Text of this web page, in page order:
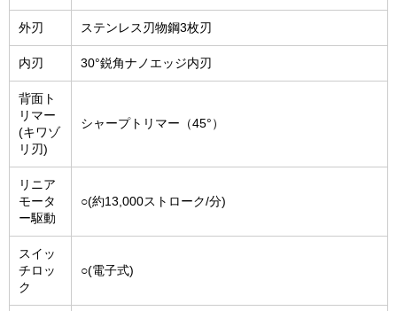
外刃 ステンレス刃物鋼3枚刃
内刃 30°鋭角ナノエッジ内刃
背面ト
リマー
(キワゾ
リ刃)
シャープトリマー（45°）
リニア
モータ
ー駆動
○(約13,000ストローク/分)
スイッ
チロッ
ク
○(電子式)